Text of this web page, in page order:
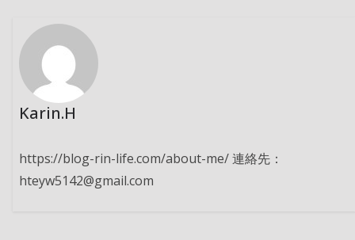
Karin.H
https://blog-rin-life.com/about-me/ 連絡先：
hteyw5142@gmail.com